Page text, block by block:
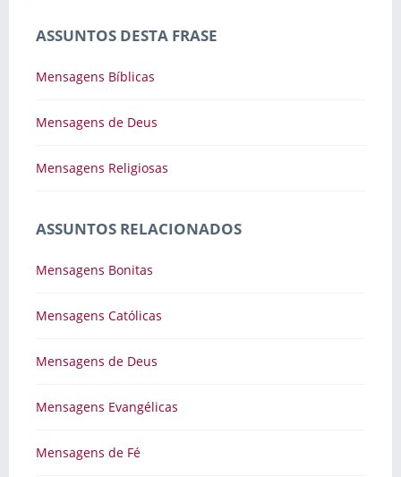
ASSUNTOS DESTA FRASE
Mensagens Bíblicas
Mensagens de Deus
Mensagens Religiosas
ASSUNTOS RELACIONADOS
Mensagens Bonitas
Mensagens Católicas
Mensagens de Deus
Mensagens Evangélicas
Mensagens de Fé